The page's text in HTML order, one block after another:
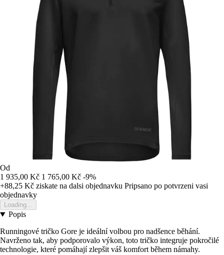
Od
1 935,00 Kč 1 765,00 Kč -9%
+88,25 Kč ziskate na dalsi objednavku Pripsano po potvrzeni vasi
objednavky
Loading...
Popis
Runningové tričko Gore je ideální volbou pro nadšence běhání.
Navrženo tak, aby podporovalo výkon, toto tričko integruje pokročilé
technologie, které pomáhají zlepšit váš komfort během námahy.